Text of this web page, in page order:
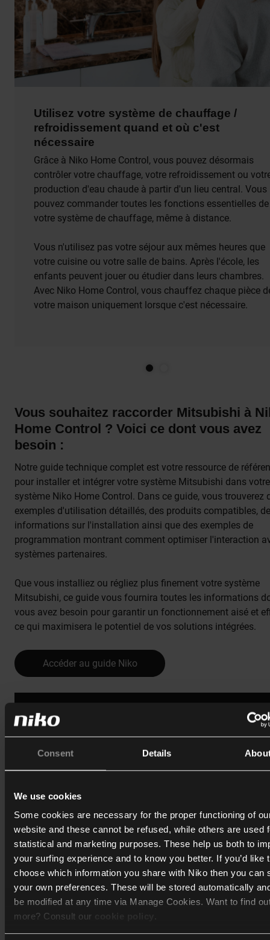
Consent Details
We use cookies
Some cookies are necessary for the proper functioning of
website and these cannot be refused, while others are used
statistical and marketing purposes. These help us both to
your surfing experience and to know you better. If you’d like
choose which information you share with Niko then you can
your own preferences. These will be stored automatically
be modified at any time via Manage Cookies. Want to find
more? Consult our
.
Utilisez votre système de chauffage /
refroidissement quand et où c'est
nécessaire
Grâce à Niko Home Control, vous pouvez désormais
contrôler votre chauffage, votre refroidissement ou
production d'eau chaude à partir d'un lieu central. Vous
pouvez commander toutes les fonctions essentielles de
votre système de chauffage, même à distance.
Vous n'utilisez pas votre séjour aux mêmes heures que
votre cuisine ou votre salle de bains. Après l'école, les
enfants peuvent jouer ou étudier dans leurs chambres.
Avec Niko Home Control, vous chauffez chaque pièce
votre maison uniquement lorsque c'est nécessaire.
Vous souhaitez raccorder Mitsubishi à
Home Control ? Voici ce dont vous avez
besoin :
Notre guide technique complet est votre ressource de
pour installer et intégrer votre système Mitsubishi dans votre
système Niko Home Control. Dans ce guide, vous trouverez
exemples d'utilisation détaillés, des produits compatibles,
informations sur l'installation ainsi que des exemples de
programmation montrant comment optimiser l'interaction
systèmes partenaires.
Que vous installiez ou régliez plus finement votre système
Mitsubishi, ce guide vous fournira toutes les informations
vous avez besoin pour garantir un fonctionnement aisé et
ce qui maximisera le potentiel de vos solutions intégrées.
Accéder au guide Niko
de vos appareils électriques, pour vous permettre de
manière plus sûre et plus confortable tout en
de l'énergie.
Découvrez